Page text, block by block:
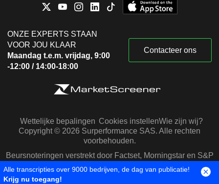
ONZE EXPERTS STAAN
VOOR JOU KLAAR
Maandag t.e.m. vrijdag, 9:00
-12:00 / 14:00-18:00
Contacteer ons
Wettelijke bepalingen Cookies instellenWie zijn wij?
Copyright © 2026 Surperformance SAS. Alle rechten
voorbehouden.
Beursnoteringen verstrekt door Factset, Morningstar en S&P
Capital IQ
Alle transcripties over 9000 bedrijven, de dag van publicatie!
Krijg nu toegang!